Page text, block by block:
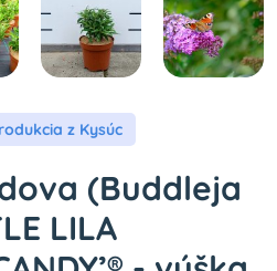
z Kysúc
(Buddleja
LILA